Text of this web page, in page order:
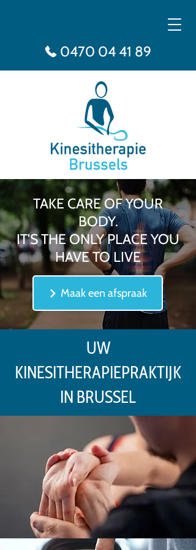
0470 04 41 89
TAKE CARE OF YOUR
BODY.
IT'S THE ONLY PLACE YOU
HAVE TO LIVE
Maak een afspraak
UW
KINESITHERAPIEPRAKTIJK
IN BRUSSEL